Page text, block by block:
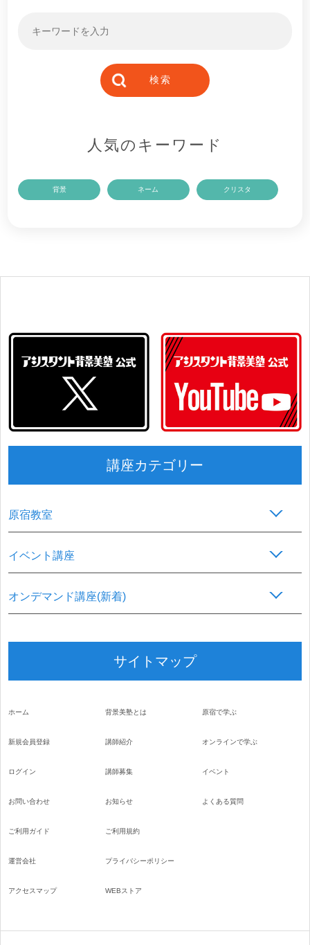
人気のキーワード
背景 ネーム クリスタ
講座カテゴリー
原宿教室
イベント講座
オンデマンド講座(新着)
サイトマップ
ホーム
新規会員登録
ログイン
お問い合わせ
背景美塾とは
講師紹介
講師募集
お知らせ
原宿で学ぶ
オンラインで学ぶ
イベント
よくある質問
ご利用ガイド
運営会社
アクセスマップ
ご利用規約
プライバシーポリシー
WEBストア